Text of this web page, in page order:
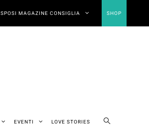
SPOSI MAGAZINE CONSIGLIA SHOP
EVENTI LOVE STORIES